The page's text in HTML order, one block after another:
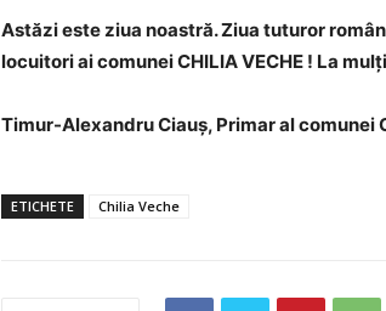
Astăzi este ziua noastră. Ziua tuturor
locuitori ai comunei CHILIA VECHE ! La
Timur-Alexandru Ciauș, Primar al comunei
ETICHETE Chilia Veche